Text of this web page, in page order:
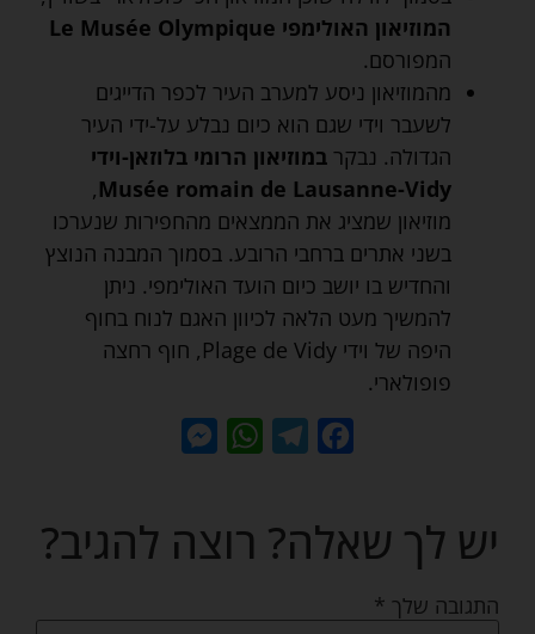
המוזיאון האולימפי Le Musée Olympique
המפורסם.
מהמוזיאון ניסע למערב העיר לכפר הדייגים
לשעבר וידי שגם הוא כיום נבלע על-ידי העיר
הגדולה. נבקרבמוזיאון הרומי בלוזאן-וידי
Musée romain de Lausanne-Vidy
,
מוזיאון שמציג את הממצאים מהחפירות שנערכו
בשני אתרים ברחבי הרובע. בסמוך המבנה הנוצץ
והחדיש בו יושב כיום הועד האולימפי. ניתן
להמשיך מעט הלאה לכיוון האגם לנוח בחוף
היפה של וידי Plage de Vidy, חוף רחצה
פופולארי.
Facebook
Telegram
WhatsApp
Messenger
יש לך שאלה? רוצה להגיב?
התגובה שלך*